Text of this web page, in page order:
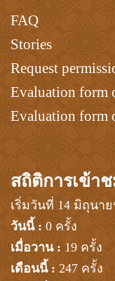
FAQ
Stories
Request
Evaluation form
Evaluation form
สถิติการเข้า
เริ่มวันที่ 14 มิถุนาย
วันนี้ : 0 ครั้ง
เมื่อวาน : 19 ครั้ง
เดือนนี้ : 247 ครั้ง